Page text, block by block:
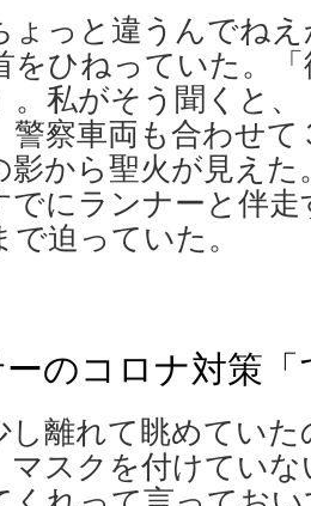
っと違うんでね
をひねっていた。
。私がそう聞くと
察車両も合わせて
影から聖火が見え
でにランナーと伴
で迫っていた。
のコロナ対策「
離れて眺めていた
マスクを付けてい